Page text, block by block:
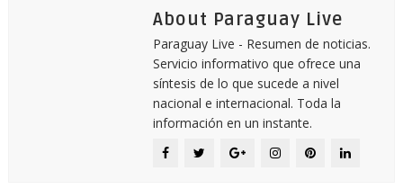
About Paraguay Live
Paraguay Live - Resumen de noticias.
Servicio informativo que ofrece una
síntesis de lo que sucede a nivel
nacional e internacional. Toda la
información en un instante.